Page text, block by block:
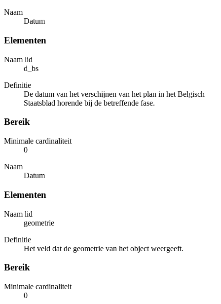
Naam
Datum
Elementen
Naam lid
d_bs
Definitie
De datum van het verschijnen van het plan in het Belgisch
Staatsblad horende bij de betreffende fase.
Bereik
Minimale cardinaliteit
0
Naam
Datum
Elementen
Naam lid
geometrie
Definitie
Het veld dat de geometrie van het object weergeeft.
Bereik
Minimale cardinaliteit
0